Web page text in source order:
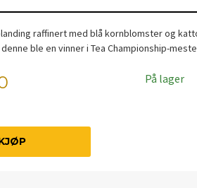
raffinert med blå kornblomster og
ble en vinner i Tea Championship-
På lager